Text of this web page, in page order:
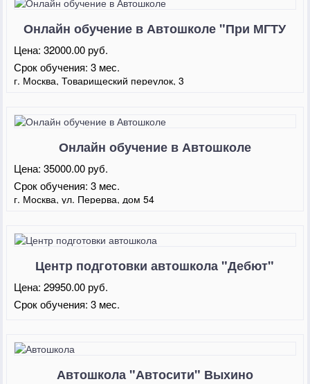
Онлайн обучение в Автошколе "При МГТУ
Цена:32000.00 руб.
Срок обучения:3 мес.
г. Москва, Товарищеский переулок, 3
Онлайн обучение в Автошколе
Цена:35000.00 руб.
Срок обучения:3 мес.
г. Москва, ул. Перерва, дом 54
Центр подготовки автошкола "Дебют"
Цена:29950.00 руб.
Срок обучения:3 мес.
Автошкола "Автосити" Выхино